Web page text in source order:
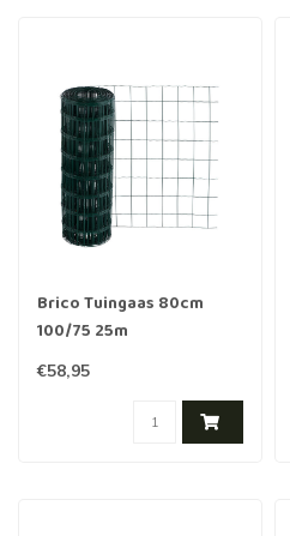
Brico Tuingaas 80cm
100/75 25m
€58,95